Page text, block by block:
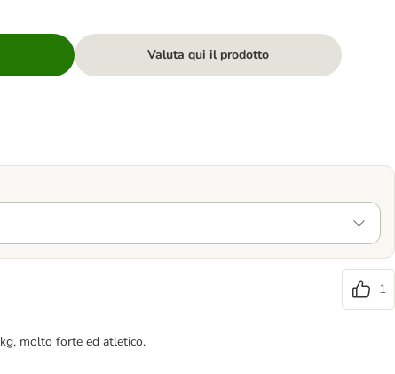
Valuta qui il prodotto
1
molto forte ed atletico.